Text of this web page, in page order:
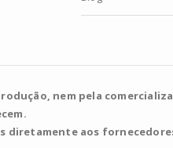
nem pela
diretamente aos